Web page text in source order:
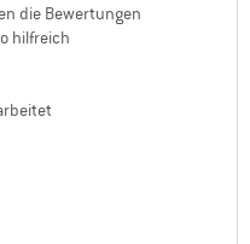
die Bewertungen
hilfreich